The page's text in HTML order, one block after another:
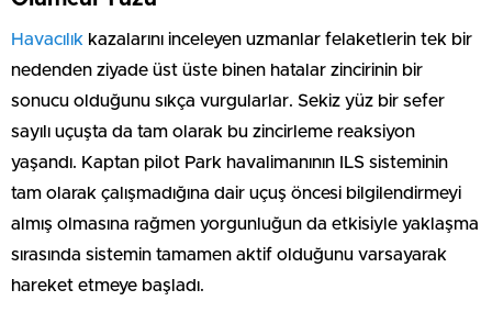
Havacılık kazalarını inceleyen uzmanlar felaketlerin tek bir
nedenden ziyade üst üste binen hatalar zincirinin bir
sonucu olduğunu sıkça vurgularlar. Sekiz yüz bir sefer
sayılı uçuşta da tam olarak bu zincirleme reaksiyon
yaşandı. Kaptan pilot Park havalimanının ILS sisteminin
tam olarak çalışmadığına dair uçuş öncesi bilgilendirmeyi
almış olmasına rağmen yorgunluğun da etkisiyle yaklaşma
sırasında sistemin tamamen aktif olduğunu varsayarak
hareket etmeye başladı.